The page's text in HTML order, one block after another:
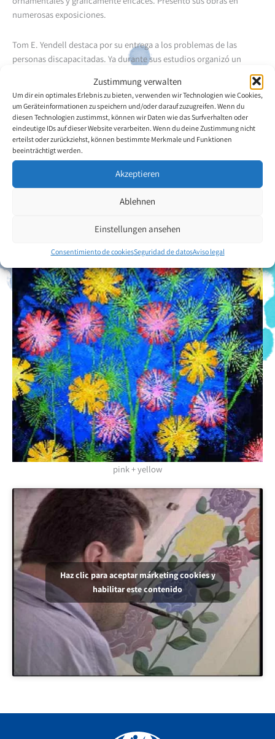
Zustimmung verwalten
Um dir ein optimales Erlebnis zu bieten, verwenden wir Technologien wie Cookies,
um Geräteinformationen zu speichern und/oder darauf zuzugreifen. Wenn du
diesen Technologien zustimmst, können wir Daten wie das Surfverhalten oder
eindeutige IDs auf dieser Website verarbeiten. Wenn du deine Zustimmung nicht
erteilst oder zurückziehst, können bestimmte Merkmale und Funktionen
beeinträchtigt werden.
Akzeptieren
Ablehnen
Einstellungen ansehen
Consentimiento de cookiesSeguridad de datosAviso legal
numerosas exposiciones.
Tom E. Yendell destaca por su entrega a los problemas de las
personas discapacitadas. Ya durante sus estudios organizó un
Siguieron más actividades para despertar la sensibilidad del
público, en las que defiende en la prensa, la radio y la televisión los
derechos de los discapacitados. Todos los años da conferencias
públicas hablando de si mismo y del trabajo de la Asociación que
tienen gran resonancia.
Volver a la descripción general del artista
pink + yellow
Haz clic para aceptar márketing cookies y
habilitar este contenido
Facebook
YouTube
Instagram